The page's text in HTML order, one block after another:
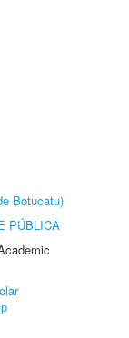
Botucatu)
PÚBLICA